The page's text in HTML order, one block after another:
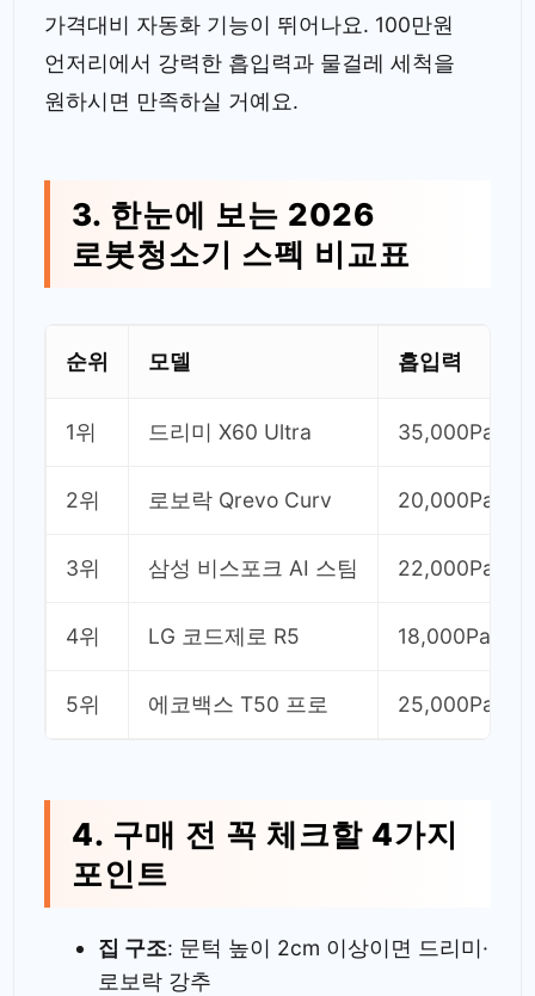
가격대비 자동화 기능이 뛰어나요. 100만원
언저리에서 강력한 흡입력과 물걸레 세척을
원하시면 만족하실 거예요.
3. 한눈에 보는 2026
로봇청소기 스펙 비교표
순위 모델 흡입력
1위 드리미 X60 Ultra 35,000Pa
2위 로보락 Qrevo Curv 20,000Pa+
3위 삼성 비스포크 AI 스팀 22,000Pa
4위 LG 코드제로 R5 18,000Pa+
5위 에코백스 T50 프로 25,000Pa
4. 구매 전 꼭 체크할 4가지
포인트
집 구조: 문턱 높이 2cm 이상이면 드리미·
로보락 강추